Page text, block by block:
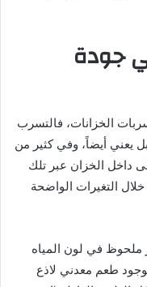
جودة
الخزانات، فالتسرب
يعني أيضاً، وفي كثير من
داخل الخزان عبر تلك
التغيرات الواضحة
ملحوظ في لون المياه
طعم معدني لاذع